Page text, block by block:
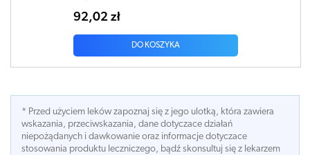
92,02 zł
DO KOSZYKA
* Przed użyciem leków zapoznaj się z jego ulotką, która zawiera
wskazania, przeciwskazania, dane dotyczace działań
niepożądanych i dawkowanie oraz informacje dotyczace
stosowania produktu leczniczego, bądź skonsultuj się z lekarzem